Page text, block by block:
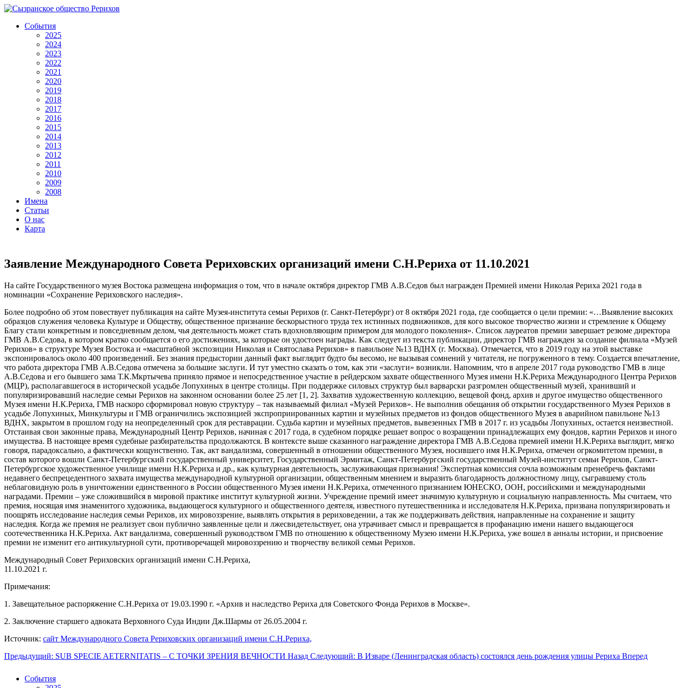
События
2025
2024
2023
2022
2021
2020
2019
2018
2017
2016
2015
2014
2013
2012
2011
2010
2009
2008
Имена
Статьи
О нас
Карта
Заявление Международного Совета Рериховских организаций имени С.Н.Рериха от 11.10.2021
На сайте Государственного музея Востока размещена информация о том, что в начале октября директор ГМВ А.В.Седов был награжден Премией имени Николая Рериха 2021 года в
номинации «Сохранение Рериховского наследия».
Более подробно об этом повествует публикация на сайте Музея-института семьи Рерихов (г. Санкт-Петербург) от 8 октября 2021 года, где сообщается о цели премии: «…Выявление высоких
образцов служения человека Культуре и Обществу, общественное признание бескорыстного труда тех истинных подвижников, для кого высокое творчество жизни и стремление к Общему
Благу стали конкретным и повседневным делом, чья деятельность может стать вдохновляющим примером для молодого поколения». Список лауреатов премии завершает резюме директора
ГМВ А.В.Седова, в котором кратко сообщается о его достижениях, за которые он удостоен награды. Как следует из текста публикации, директор ГМВ награжден за создание филиала «Музей
Рерихов» в структуре Музея Востока и «масштабной экспозиции Николая и Святослава Рерихов» в павильоне №13 ВДНХ (г. Москва). Отмечается, что в 2019 году на этой выставке
экспонировалось около 400 произведений. Без знания предыстории данный факт выглядит будто бы весомо, не вызывая сомнений у читателя, не погруженного в тему. Создается впечатление,
что работа директора ГМВ А.В.Седова отмечена за большие заслуги. И тут уместно сказать о том, как эти «заслуги» возникли. Напомним, что в апреле 2017 года руководство ГМВ в лице
А.В.Седова и его бывшего зама Т.К.Мкртычева приняло прямое и непосредственное участие в рейдерском захвате общественного Музея имени Н.К.Рериха Международного Центра Рерихов
(МЦР), располагавшегося в исторической усадьбе Лопухиных в центре столицы. При поддержке силовых структур был варварски разгромлен общественный музей, хранивший и
популяризировавший наследие семьи Рерихов на законном основании более 25 лет [1, 2]. Захватив художественную коллекцию, вещевой фонд, архив и другое имущество общественного
Музея имени Н.К.Рериха, ГМВ наскоро сформировал новую структуру – так называемый филиал «Музей Рерихов». Не выполнив обещания об открытии государственного Музея Рерихов в
усадьбе Лопухиных, Минкультуры и ГМВ ограничились экспозицией экспроприированных картин и музейных предметов из фондов общественного Музея в аварийном павильоне №13
ВДНХ, закрытом в прошлом году на неопределенный срок для реставрации. Судьба картин и музейных предметов, вывезенных ГМВ в 2017 г. из усадьбы Лопухиных, остается неизвестной.
Отстаивая свои законные права, Международный Центр Рерихов, начиная с 2017 года, в судебном порядке решает вопрос о возращении принадлежащих ему фондов, картин Рерихов и иного
имущества. В настоящее время судебные разбирательства продолжаются. В контексте выше сказанного награждение директора ГМВ А.В.Седова премией имени Н.К.Рериха выглядит, мягко
говоря, парадоксально, а фактически кощунственно. Так, акт вандализма, совершенный в отношении общественного Музея, носившего имя Н.К.Рериха, отмечен огркомитетом премии, в
состав которого вошли Санкт-Петербургский государственный университет, Государственный Эрмитаж, Санкт-Петербургский государственный Музей-институт семьи Рерихов, Санкт-
Петербургское художественное училище имени Н.К.Рериха и др., как культурная деятельность, заслуживающая признания! Экспертная комиссия сочла возможным пренебречь фактами
недавнего беспрецедентного захвата имущества международной культурной организации, общественным мнением и выразить благодарность должностному лицу, сыгравшему столь
неблаговидную роль в уничтожении единственного в России общественного Музея имени Н.К.Рериха, отмеченного признанием ЮНЕСКО, ООН, российскими и международными
наградами. Премии – уже сложившийся в мировой практике институт культурной жизни. Учреждение премий имеет значимую культурную и социальную направленность. Мы считаем, что
премия, носящая имя знаменитого художника, выдающегося культурного и общественного деятеля, известного путешественника и исследователя Н.К.Рериха, призвана популяризировать и
поощрять исследование наследия семьи Рерихов, их мировоззрение, выявлять открытия в рериховедении, а так же поддерживать действия, направленные на сохранение и защиту
наследия. Когда же премия не реализует свои публично заявленные цели и лжесвидетельствует, она утрачивает смысл и превращается в профанацию имени нашего выдающегося
соотечественника Н.К.Рериха. Акт вандализма, совершенный руководством ГМВ по отношению к общественному Музею имени Н.К.Рериха, уже вошел в анналы истории, и присвоение
премии не изменит его антикультурной сути, противоречащей мировоззрению и творчеству великой семьи Рерихов.
Международный Совет Рериховских организаций имени С.Н.Рериха,
11.10.2021 г.
Примечания:
1. Завещательное распоряжение С.Н.Рериха от 19.03.1990 г. «Архив и наследство Рериха для Советского Фонда Рерихов в Москве».
2. Заключение старшего адвоката Верховного Суда Индии Дж.Шармы от 26.05.2004 г.
Источник: сайт Международного Совета Рериховских организаций имени С.Н.Рериха,
Предыдущий: SUB SPECIE AETERNITATIS – C ТОЧКИ ЗРЕНИЯ ВЕЧНОСТИ Назад Следующий: В Изваре (Ленинградская область) состоялся день рождения улицы Рериха Вперед
События